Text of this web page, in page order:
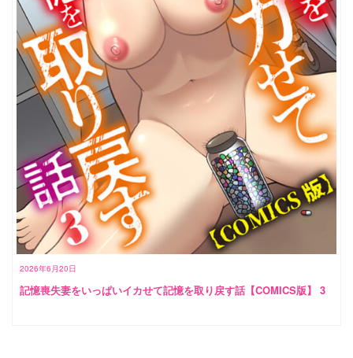
2026年6月20日
記憶喪失妻をいっぱいイカせて記憶を取り戻す話【COMICS版】 3